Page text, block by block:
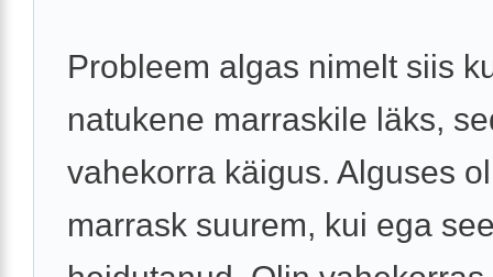
Probleem algas nimelt siis
natukene marraskile läks,
vahekorra käigus. Alguses
marrask suurem, kui ega